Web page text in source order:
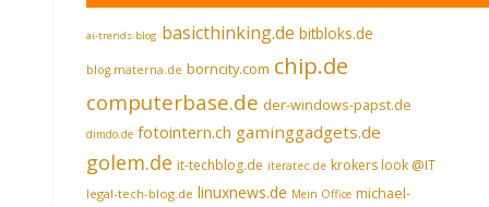
ai-trends.blog basicthinking.de bitbloks.de
blog.materna.de borncity.com chip.de
computerbase.de der-windows-papst.de
dimdo.de fotointern.ch gaminggadgets.de
golem.de it-techblog.de iteratec.de krokers look @IT
legal-tech-blog.de linuxnews.de Mein Office michael-